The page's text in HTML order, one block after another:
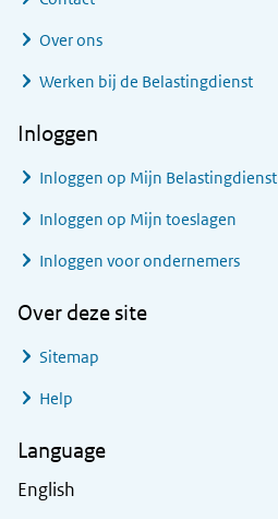
Over ons
Werken bij de Belastingdienst
Inloggen
Inloggen op Mijn Belastingdienst
Inloggen op Mijn toeslagen
Inloggen voor ondernemers
Over deze site
Sitemap
Help
Language
English